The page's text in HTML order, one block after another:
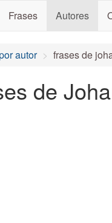
Frases Autores
autor frases de
de